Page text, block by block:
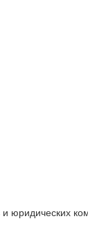
юридических